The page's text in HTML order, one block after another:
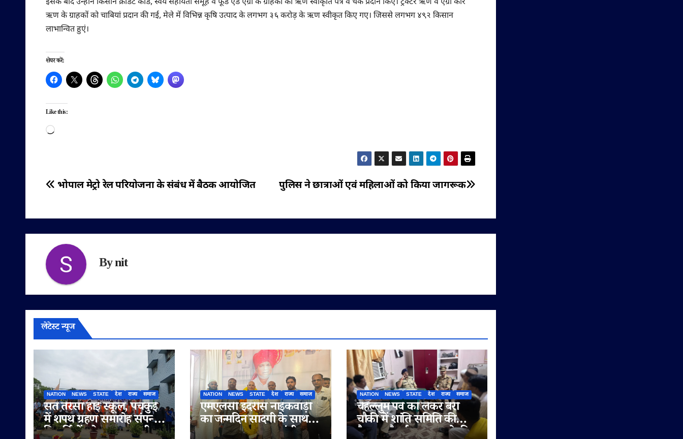
इसके बाद उन्होंने किसान क्रेडिट कार्ड, स्वयं सहायता समूह व फूड एंड एग्रो के ग्राहकों को ऋण स्वीकृति पत्र व चेक प्रदान किए। ट्रैक्टर ऋण व एग्री कार
ऋण के ग्राहकों को चाबियां प्रदान की गई, मेले में विभिन्न कृषि उत्पाद के लगभग ३६ करोड़ के ऋण स्वीकृत किए गए। जिससे लगभग ४९२ किसान
लाभान्वित हुएं।
शेयर करें:
Like this:
Loading…
पोस्ट
पुलिस ने छात्राओं एवं महिलाओं को किया जागरूक
भोपाल मेट्रो रेल परियोजना के संबंध में बैठक आयोजित
Bynit
लेटेस्ट न्यूज
NATION NEWS STATE देश राज्य समाज
संत तेरेसा हाई स्कूल, पंचकुई
में शपथ ग्रहण समारोह संपन्न,
विद्यार्थियों को नशामुक्त जीवन
NATION NEWS STATE देश राज्य समाज
एमएलसी इदरीस नाईकवाड़ी
का जन्मदिन सादगी के साथ
मनाया गया, उपमुख्यमंत्री
NATION NEWS STATE देश राज्य समाज
चेहल्लुम पर्व को लेकर बेरी
चौकी में शांति समिति की
बैठक, सौहार्द बनाए रखने की